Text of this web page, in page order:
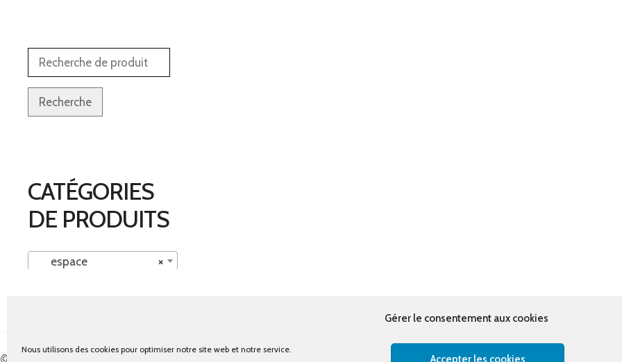
Gérer le consentement aux cookies
Nous utilisons des cookies pour optimiser notre site web et notre service.
Accepter les cookies
Recherche
CATÉGORIES
DE PRODUITS
×
espace